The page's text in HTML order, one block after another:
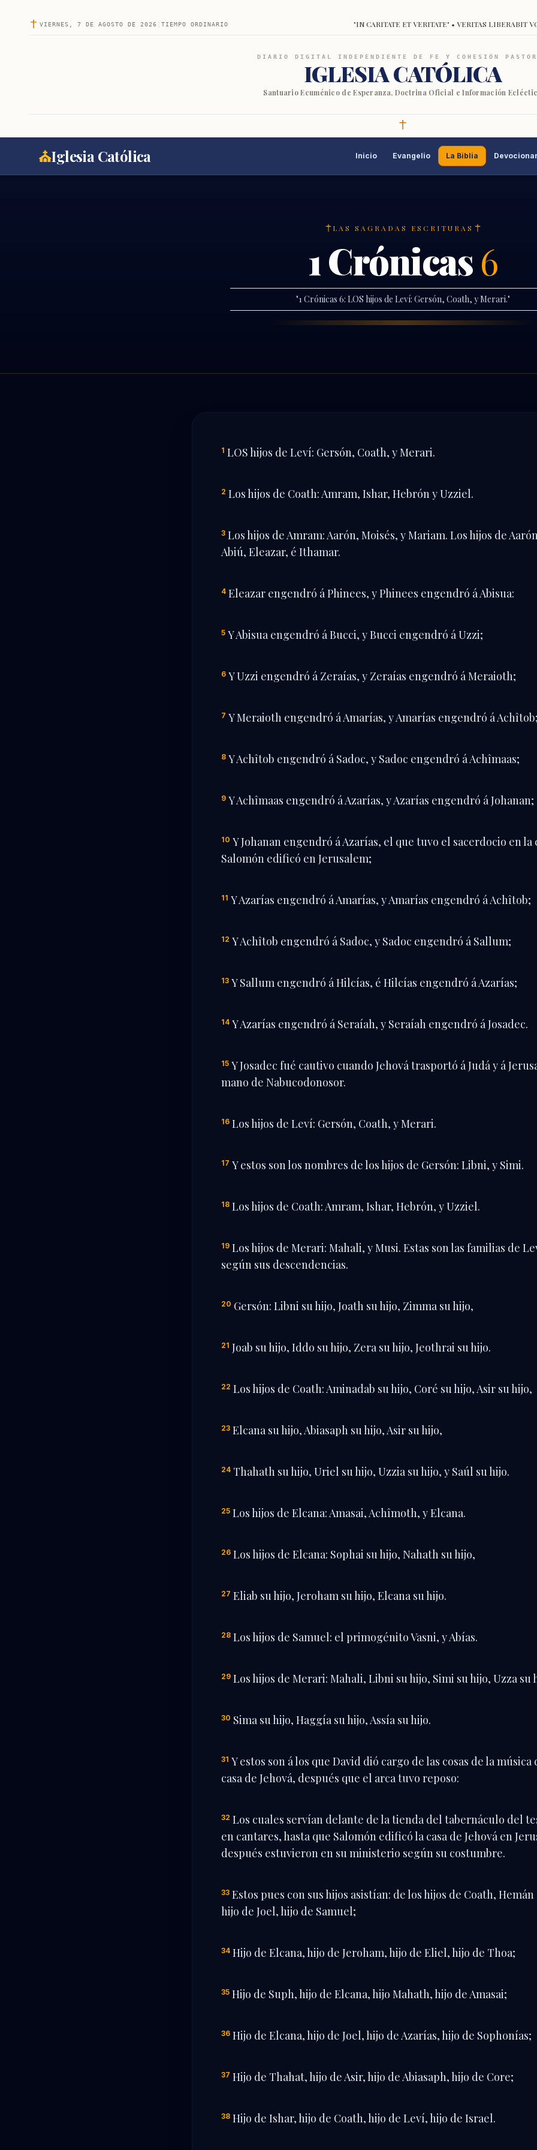
VIERNES, 7 DE AGOSTO DE 2026 TIEMPO ORDINARIO "IN CARITATE ET VERITATE" • VERITAS LIBERABIT
DIARIO DIGITAL INDEPENDIENTE DE FE Y COHESIÓN
IGLESIA CATÓLICA
Santuario Ecuménico de Esperanza, Doctrina Oficial e Información
⛪Iglesia Católica Inicio Evangelio La Biblia
LAS SAGRADAS ESCRITURAS
1 Crónicas6
"1 Crónicas 6: LOS hijos de Leví: Gersón, Coath, y Merari."
1 LOS hijos de Leví: Gersón, Coath, y Merari.
2 Los hijos de Coath: Amram, Ishar, Hebrón y Uzziel.
3 Los hijos de Amram: Aarón, Moisés, y Mariam. Los hijos de
Abiú, Eleazar, é Ithamar.
4 Eleazar engendró á Phinees, y Phinees engendró á Abisua:
5 Y Abisua engendró á Bucci, y Bucci engendró á Uzzi;
6 Y Uzzi engendró á Zeraías, y Zeraías engendró á Meraioth;
7 Y Meraioth engendró á Amarías, y Amarías engendró á
8 Y Achîtob engendró á Sadoc, y Sadoc engendró á Achîmaas;
9 Y Achîmaas engendró á Azarías, y Azarías engendró á Johanan;
10 Y Johanan engendró á Azarías, el que tuvo el sacerdocio en la
Salomón edificó en Jerusalem;
11 Y Azarías engendró á Amarías, y Amarías engendró á Achîtob;
12 Y Achîtob engendró á Sadoc, y Sadoc engendró á Sallum;
13 Y Sallum engendró á Hilcías, é Hilcías engendró á Azarías;
14 Y Azarías engendró á Seraíah, y Seraíah engendró á Josadec.
15 Y Josadec fué cautivo cuando Jehová trasportó á Judá y á
mano de Nabucodonosor.
16 Los hijos de Leví: Gersón, Coath, y Merari.
17 Y estos son los nombres de los hijos de Gersón: Libni, y Simi.
18 Los hijos de Coath: Amram, Ishar, Hebrón, y Uzziel.
19 Los hijos de Merari: Mahali, y Musi. Estas son las familias de
según sus descendencias.
20 Gersón: Libni su hijo, Joath su hijo, Zimma su hijo,
21 Joab su hijo, Iddo su hijo, Zera su hijo, Jeothrai su hijo.
22 Los hijos de Coath: Aminadab su hijo, Coré su hijo, Asir su hijo,
23 Elcana su hijo, Abiasaph su hijo, Asir su hijo,
24 Thahath su hijo, Uriel su hijo, Uzzia su hijo, y Saúl su hijo.
25 Los hijos de Elcana: Amasai, Achîmoth, y Elcana.
26 Los hijos de Elcana: Sophai su hijo, Nahath su hijo,
27 Eliab su hijo, Jeroham su hijo, Elcana su hijo.
28 Los hijos de Samuel: el primogénito Vasni, y Abías.
29 Los hijos de Merari: Mahali, Libni su hijo, Simi su hijo, Uzza su
30 Sima su hijo, Haggía su hijo, Assía su hijo.
31 Y estos son á los que David dió cargo de las cosas de la música
casa de Jehová, después que el arca tuvo reposo:
32 Los cuales servían delante de la tienda del tabernáculo del
en cantares, hasta que Salomón edificó la casa de Jehová en
después estuvieron en su ministerio según su costumbre.
33 Estos pues con sus hijos asistían: de los hijos de Coath,
hijo de Joel, hijo de Samuel;
34 Hijo de Elcana, hijo de Jeroham, hijo de Eliel, hijo de Thoa;
35 Hijo de Suph, hijo de Elcana, hijo Mahath, hijo de Amasai;
36 Hijo de Elcana, hijo de Joel, hijo de Azarías, hijo de Sophonías;
37 Hijo de Thahat, hijo de Asir, hijo de Abiasaph, hijo de Core;
38 Hijo de Ishar, hijo de Coath, hijo de Leví, hijo de Israel.